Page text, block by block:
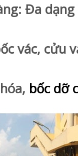
Đa dạng
cửu
bốc dỡ